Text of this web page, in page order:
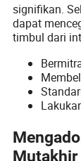
signifikan.
dapat
timbul dari